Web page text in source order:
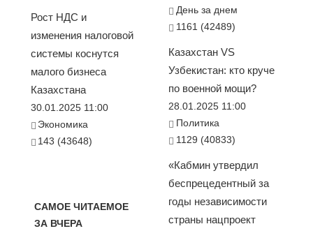
Рост НДС и
изменения налоговой
системы коснутся
малого бизнеса
Казахстана
30.01.2025 11:00
Экономика
143 (43648)
САМОЕ ЧИТАЕМОЕ
ЗА ВЧЕРА
День за днем
1161 (42489)
Казахстан VS
Узбекистан: кто круче
по военной мощи?
28.01.2025 11:00
Политика
1129 (40833)
«Кабмин утвердил
беспрецедентный за
годы независимости
страны нацпроект